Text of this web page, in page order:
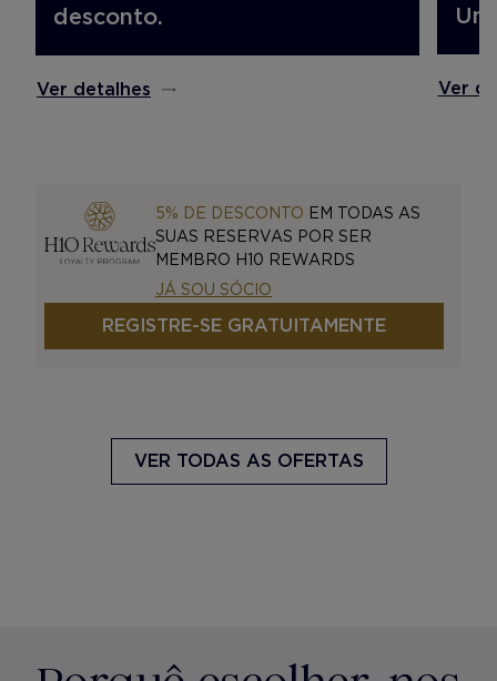
desconto.
Ver detalhes Ver
5% DE DESCONTO EM TODAS AS
SUAS RESERVAS POR SER
MEMBRO H10 REWARDS
JÁ SOU SÓCIO
REGISTRE-SE GRATUITAMENTE
VER TODAS AS OFERTAS